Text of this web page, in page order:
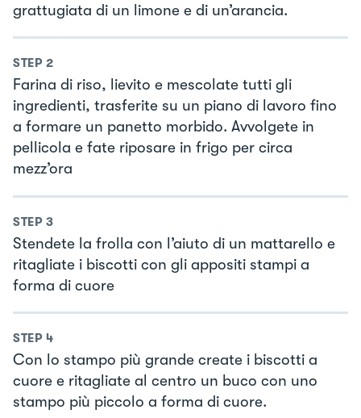
grattugiata di un limone e di un’arancia.
STEP 2
Farina di riso, lievito e mescolate tutti gli
ingredienti, trasferite su un piano di lavoro fino
a formare un panetto morbido. Avvolgete in
pellicola e fate riposare in frigo per circa
mezz’ora
STEP 3
Stendete la frolla con l’aiuto di un mattarello e
ritagliate i biscotti con gli appositi stampi a
forma di cuore
STEP 4
Con lo stampo più grande create i biscotti a
cuore e ritagliate al centro un buco con uno
stampo più piccolo a forma di cuore.